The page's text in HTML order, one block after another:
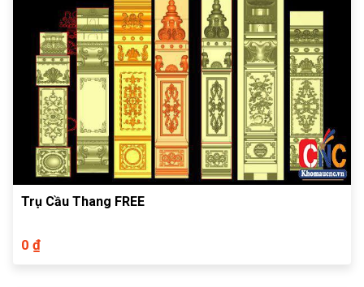
Trụ Cầu Thang FREE
0 ₫